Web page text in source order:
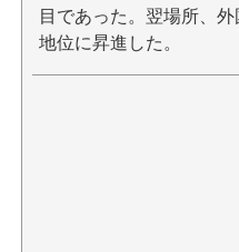
目であった。翌場所、
地位に昇進した。